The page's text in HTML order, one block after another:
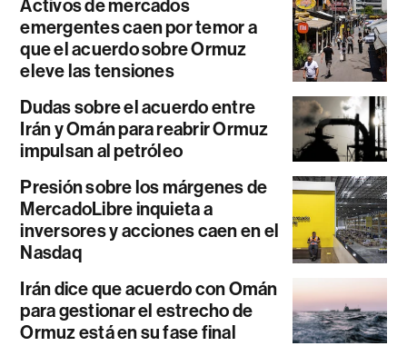
Activos de mercados
emergentes caen por temor a
que el acuerdo sobre Ormuz
eleve las tensiones
Dudas sobre el acuerdo entre
Irán y Omán para reabrir Ormuz
impulsan al petróleo
Presión sobre los márgenes de
MercadoLibre inquieta a
inversores y acciones caen en el
Nasdaq
Irán dice que acuerdo con Omán
para gestionar el estrecho de
Ormuz está en su fase final